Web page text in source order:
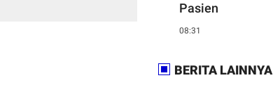
Pasien
08:31
BERITA LAINNYA